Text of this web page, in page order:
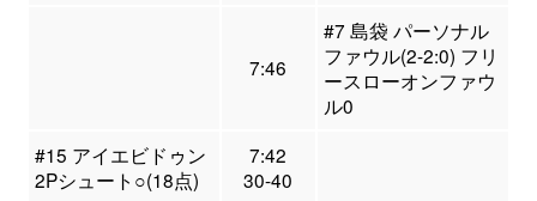
7:46
#7 島袋 パーソナル
ファウル(2-2:0) フリ
ースローオンファウ
ル0
#15 アイエビドゥン
2Pシュート○(18点)
7:42
30-40